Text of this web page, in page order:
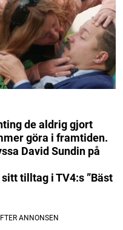
de aldrig gjort
göra i framtiden.
David Sundin på
tilltag i TV4:s ”Bäst